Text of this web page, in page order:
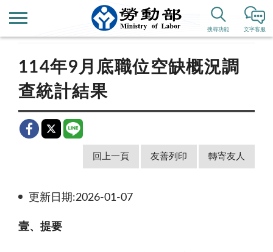
文字客服
搜尋功能
新聞公告 新聞稿
114年9月底職位空缺概況調
查統計結果
回上一頁 友善列印 轉寄友人
更新日期:2026-01-07
壹、提要